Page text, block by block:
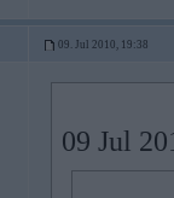
09. Jul 2010, 19:38
09 Jul